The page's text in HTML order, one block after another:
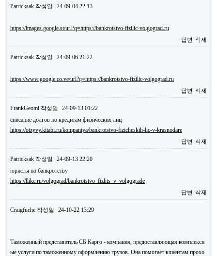
Patricksak 작성일 24-09-04 22:13
https://images.google.st/url?q=https://bankrotstvo-fizilic-volgograd.ru
답변 삭제
Patricksak 작성일 24-09-06 21:22
https://www.google.co.ve/url?q=https://bankrotstvo-fizilic-volgograd.ru
답변 삭제
FrankGeomi 작성일
24-09-13 01:22
списание долгов по кредитам физических лиц
https://otzyvy.kitabi.ru/kompaniya/bankrotstvo-fizicheskih-lic-v-krasnodare
답변 삭제
Patricksak 작성일
24-09-13 22:20
юристы по банкротству
https://llike.ru/volgograd/bankrotstvo_fizlits_v_volgograde
답변 삭제
Craigfuche 작성일 24-10-22 13:29
Таможенный представитель СБ Карго - компания, предоставляющая комплексн
ые услуги по таможенному оформлению грузов. Она помогает клиентам прохо